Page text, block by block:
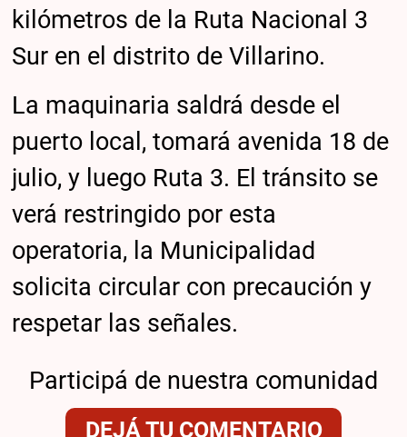
kilómetros de la Ruta Nacional 3
Sur en el distrito de Villarino.
La maquinaria saldrá desde el
puerto local, tomará avenida 18 de
julio, y luego Ruta 3. El tránsito se
verá restringido por esta
operatoria, la Municipalidad
solicita circular con precaución y
respetar las señales.
Participá de nuestra comunidad
DEJÁ TU COMENTARIO